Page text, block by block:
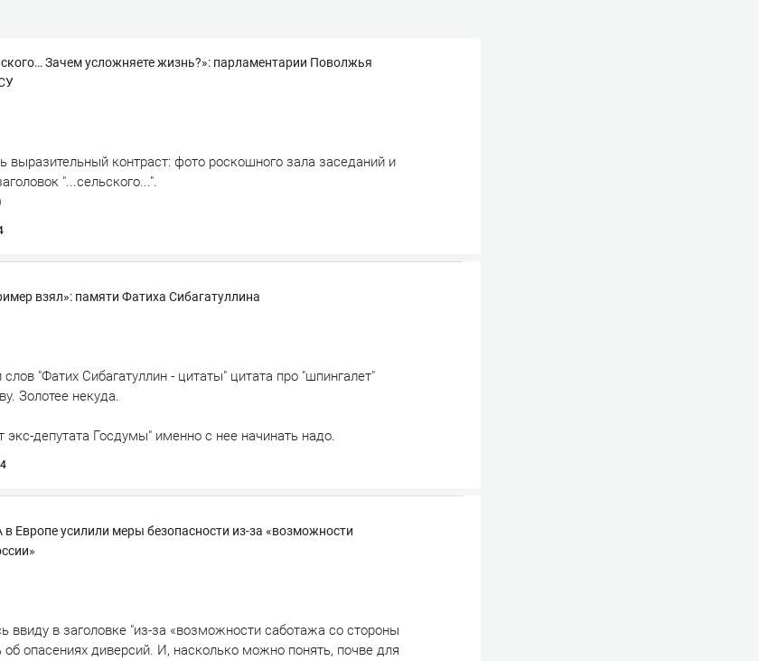
Зачем усложняете жизнь?»: парламентарии Поволжья
выразительный контраст: фото роскошного зала заседаний и
"...сельского...".
взял»: памяти Фатиха Сибагатуллина
"Фатих Сибагатуллин - цитаты" цитата про "шпингалет"
Золотее некуда.
экс-депутата Госдумы" именно с нее начинать надо.
Европе усилили меры безопасности из-за «возможности
ввиду в заголовке "из-за «возможности саботажа со стороны
об опасениях диверсий. И, насколько можно понять, почве для